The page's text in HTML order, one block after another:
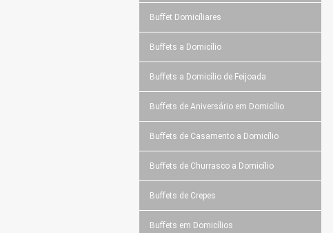
Buffet Domicíliares
Buffets a Domicílio
Buffets a Domicílio de Feijoada
Buffets de Aniversário em Domicílio
Buffets de Casamento a Domicílio
Buffets de Churrasco a Domicílio
Buffets de Crepes
Buffets em Domicílios